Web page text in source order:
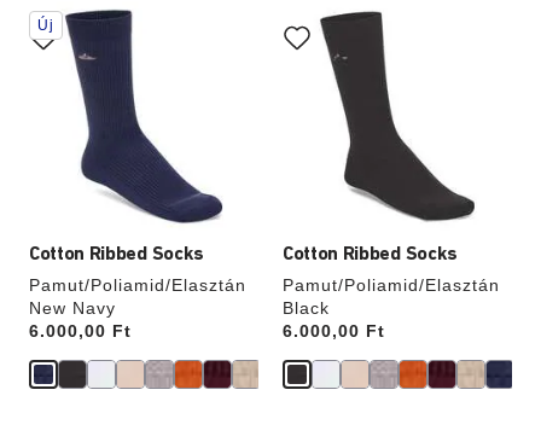
Cotton Ribbed Socks
Pamut/Poliamid/Elasztán
New Navy
Price:
6.000,00 Ft
A
színpalettával
való
interakció
termékképet
Új
Cotton Ribbed Socks
Pamut/Poliamid/Elasztán
Black
Price:
6.000,00 Ft
színpalettával
való
interakció
termékképet